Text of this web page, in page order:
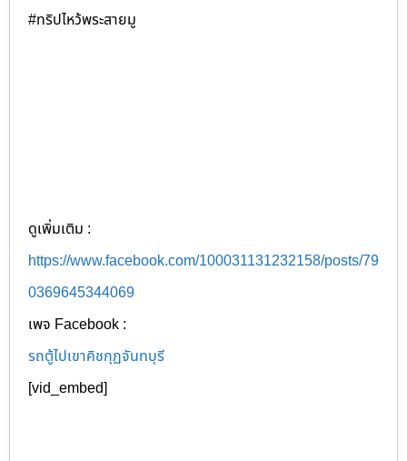
#ทริปไหว้พระสายมู
ดูเพิ่มเติม :
https://www.facebook.com/100031131232158/posts/79
0369645344069
เพจ Facebook :
รถตู้ไปเขาคิชกุฏจันทบุรี
[vid_embed]